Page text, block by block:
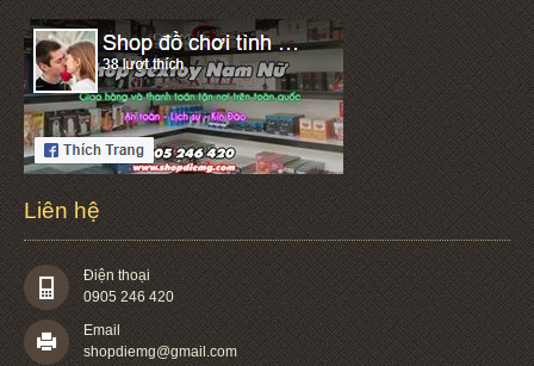
Liên hệ
Điện thoại
0905 246 420
Email
shopdiemg@gmail.com